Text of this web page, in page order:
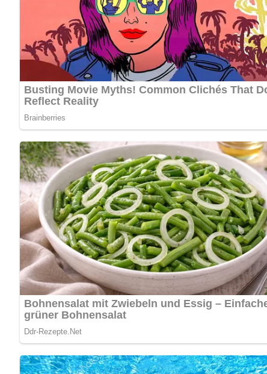
Gieße die Mischung durch ein Tuch und presse den
Koche den Zucker mit 1/8 Liter Wasser auf und lass
Abfüllen und Etikettieren:
Fülle den Likör in saubere Flaschen, versehe sie mit
Schwierigkeit des Rezepts:Die Zubereitung dieses Likörs
wert!
Nährwertangaben (pro Portion):
Kalorien: 120 kcal
Kohlenhydrate: 15 g
Zucker: 12 g
Fett: 0 g
Eiweiß: 0 g
Zubereitungszeit:
Die Zubereitung dieses Likörs dauert etwa 2 Monate,
Haltbarkeit und Aufbewahrung:
Bewahre den Likör aus schwarzen Johannisbeeren an
bereiten. Aber sei gewarnt – er könnte schneller leer sein,